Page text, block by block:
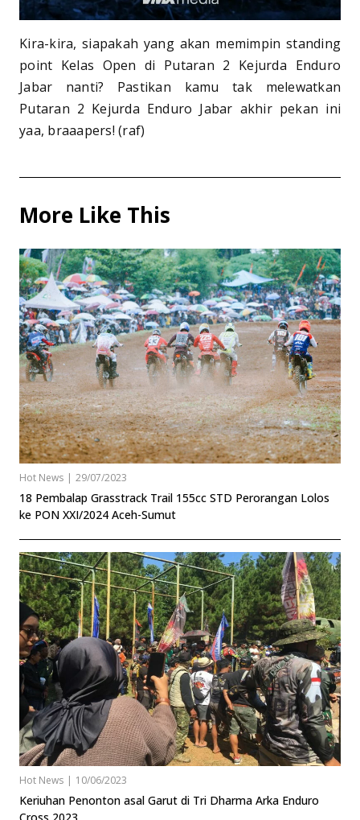
Kira-kira, siapakah yang akan memimpin standing
point Kelas Open di Putaran 2 Kejurda Enduro
Jabar nanti? Pastikan kamu tak melewatkan
Putaran 2 Kejurda Enduro Jabar akhir pekan ini
yaa, braaapers! (raf)
More Like This
Hot News | 29/07/2023
18 Pembalap Grasstrack Trail 155cc STD Perorangan Lolos
ke PON XXI/2024 Aceh-Sumut
Hot News | 10/06/2023
Keriuhan Penonton asal Garut di Tri Dharma Arka Enduro